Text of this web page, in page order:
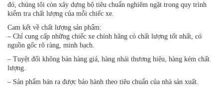
đó, chúng tôi còn xây dựng bộ tiêu chuẩn nghiêm ngặt trong quy trình
kiểm tra chất lượng của mỗi chiếc xe.
Cam kết về chất lượng sản phẩm:
– Chỉ cung cấp những chiếc xe chính hãng có chất lượng tốt nhất, có
nguồn gốc rõ ràng, minh bạch.
– Tuyệt đối không bán hàng giả, hàng nhái thương hiệu, hàng kém chất
lượng.
– Sản phẩm bán ra được bảo hành theo tiêu chuẩn của nhà sản xuất.